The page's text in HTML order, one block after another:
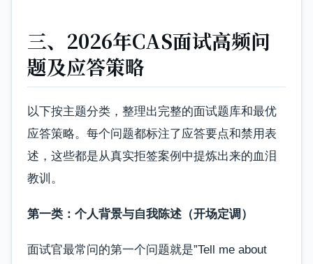
三、2026年CAS面试高频问
题及应答策略
以下按主题分类，整理出完整的面试题库和最优
应答策略。每个问题都标注了应答要点和禁用表
述，这些都是从真实拒签案例中提炼出来的血泪
教训。
第一类：个人背景与自我陈述（开场定调）
面试官最常问的第一个问题就是”Tell me about